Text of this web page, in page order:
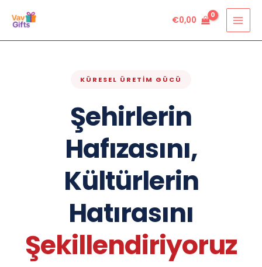
€0,00
KÜRESEL ÜRETİM GÜCÜ
Şehirlerin
Hafızasını,
Kültürlerin
Hatırasını
Şekillendiriyoruz